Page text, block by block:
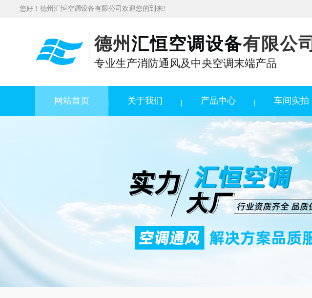
您好！德州汇恒空调设备有限公司欢迎您的到来!
德州 汇恒空调设备有限公司
专业生产消防通风及中央空调末端产品
网站首页 关于我们 产品中心 车间实拍